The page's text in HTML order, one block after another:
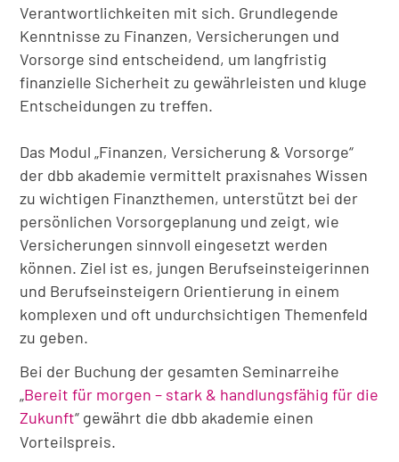
Verantwortlichkeiten mit sich. Grundlegende
Kenntnisse zu Finanzen, Versicherungen und
Vorsorge sind entscheidend, um langfristig
finanzielle Sicherheit zu gewährleisten und kluge
Entscheidungen zu treffen.
Das Modul „Finanzen, Versicherung & Vorsorge“
der dbb akademie vermittelt praxisnahes Wissen
zu wichtigen Finanzthemen, unterstützt bei der
persönlichen Vorsorgeplanung und zeigt, wie
Versicherungen sinnvoll eingesetzt werden
können. Ziel ist es, jungen Berufseinsteigerinnen
und Berufseinsteigern Orientierung in einem
komplexen und oft undurchsichtigen Themenfeld
zu geben.
Bei der Buchung der gesamten Seminarreihe
„Bereit für morgen – stark & handlungsfähig für die
Zukunft“ gewährt die dbb akademie einen
Vorteilspreis.